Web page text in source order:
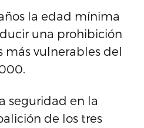
la edad mínima
una prohibición
más vulnerables del
seguridad en la
de los tres